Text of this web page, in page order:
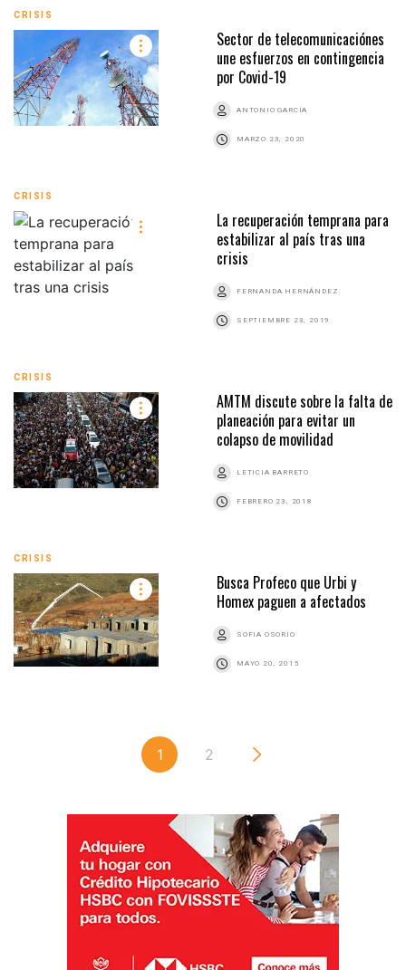
CRISIS
Sector de telecomunicaciónes
une esfuerzos en contingencia
por Covid-19
ANTONIO GARCÍA
MARZO 23, 2020
CRISIS
La recuperación temprana para
estabilizar al país tras una
crisis
FERNANDA HERNÁNDEZ
SEPTIEMBRE 23, 2019
CRISIS
AMTM discute sobre la falta de
planeación para evitar un
colapso de movilidad
LETICIA BARRETO
FEBRERO 23, 2018
CRISIS
Busca Profeco que Urbi y
Homex paguen a afectados
SOFIA OSORIO
MAYO 20, 2015
1 2